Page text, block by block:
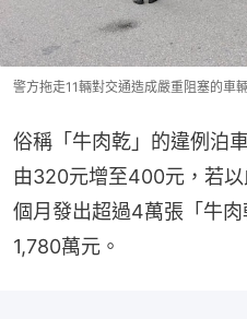
警方拖走11輛對交通造成嚴重阻塞的車
俗稱「牛肉乾」的違例泊
由320元增至400元，若
個月發出超過4萬張「牛
1,780萬元。